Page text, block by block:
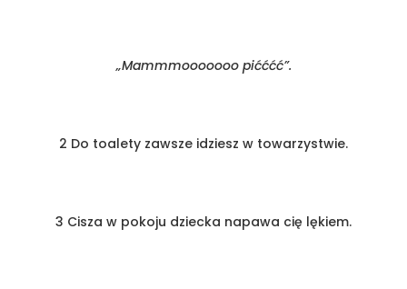
„Mammmooooooo pićććć”.
2 Do toalety zawsze idziesz w towarzystwie.
3 Cisza w pokoju dziecka napawa cię lękiem.